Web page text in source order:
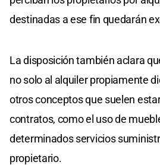
destinadas a ese fin quedarán
La disposición también aclara
no solo al alquiler propiamente
otros conceptos que suelen
contratos, como el uso de
determinados servicios
propietario.